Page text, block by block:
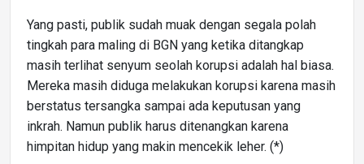
Yang pasti, publik sudah muak dengan segala polah
tingkah para maling di BGN yang ketika ditangkap
masih terlihat senyum seolah korupsi adalah hal biasa.
Mereka masih diduga melakukan korupsi karena masih
berstatus tersangka sampai ada keputusan yang
inkrah. Namun publik harus ditenangkan karena
himpitan hidup yang makin mencekik leher. (*)